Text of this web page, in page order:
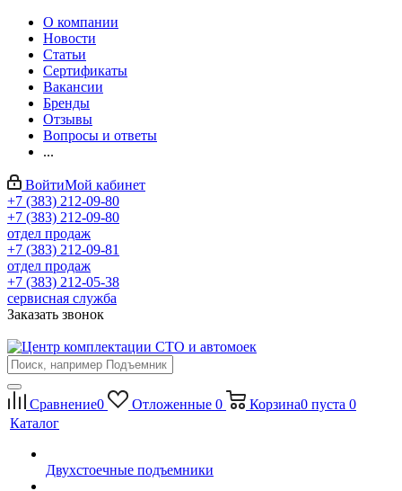
О компании
Новости
Статьи
Сертификаты
Вакансии
Бренды
Отзывы
Вопросы и ответы
...
ВойтиМой кабинет
+7 (383) 212-09-80
+7 (383) 212-09-80
отдел продаж
+7 (383) 212-09-81
отдел продаж
+7 (383) 212-05-38
сервисная служба
Заказать звонок
Сравнение0 Отложенные 0 Корзина0 пуста 0
Каталог
Двухстоечные подъемники